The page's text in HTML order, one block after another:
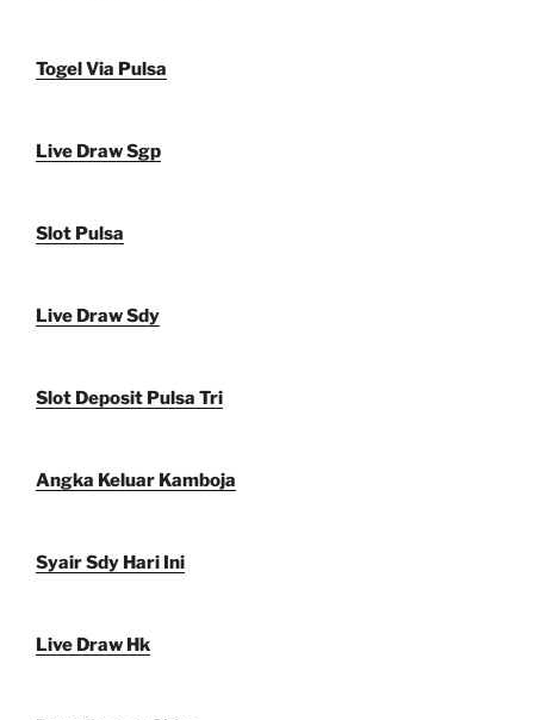
Togel Via Pulsa
Live Draw Sgp
Slot Pulsa
Live Draw Sdy
Slot Deposit Pulsa Tri
Angka Keluar Kamboja
Syair Sdy Hari Ini
Live Draw Hk